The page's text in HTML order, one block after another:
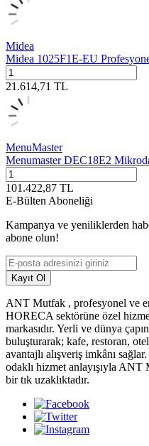
Midea
Midea 1025F1E-EU
21.614,71 TL
MenuMaster
Menumaster DEC18E2
101.422,87 TL
E-Bülten Aboneliği
Kampanya ve yeniliklerden
abone olun!
Kayıt Ol
ANT Mutfak , profesyonel ve
HORECA sektörüne özel
markasıdır. Yerli ve dünya
buluşturarak; kafe, restoran,
avantajlı alışveriş imkânı
odaklı hizmet anlayışıyla
bir tık uzaklıktadır.